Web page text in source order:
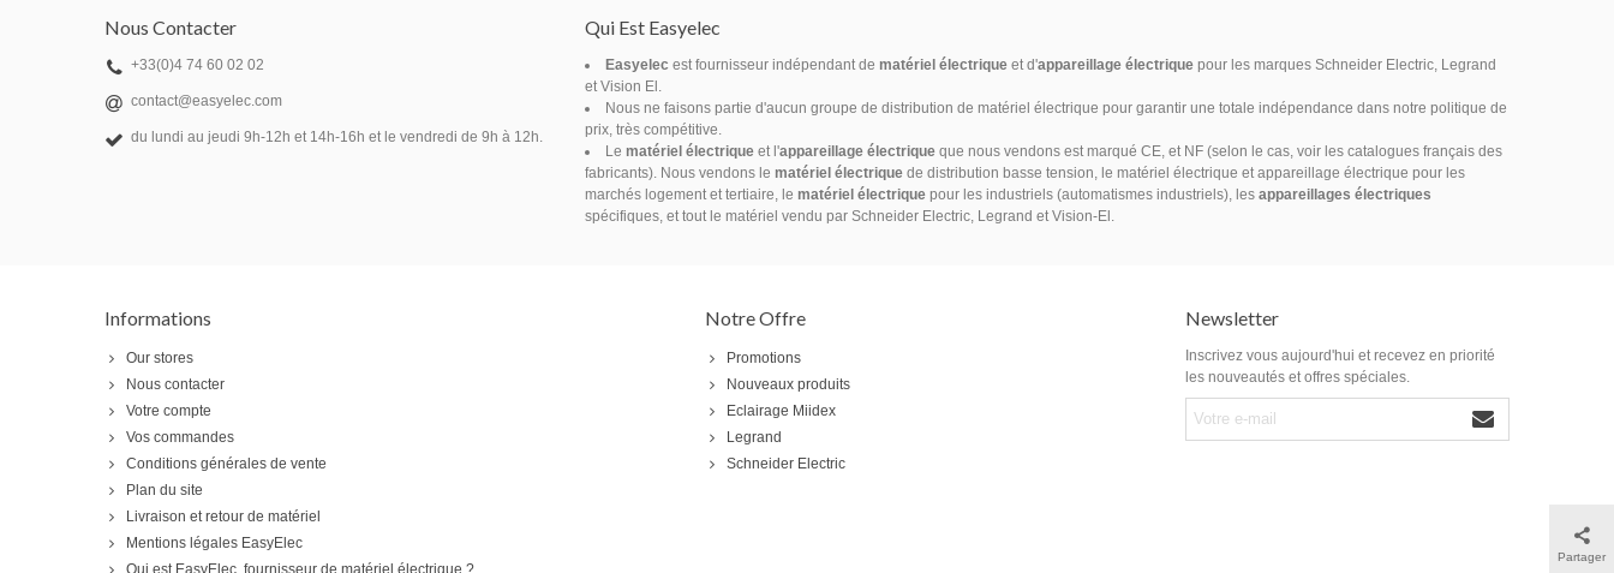
Nous Contacter
+33(0)4 74 60 02 02
contact@easyelec.com
du lundi au jeudi 9h-12h et 14h-16h et le vendredi de 9h à 12h.
Qui Est Easyelec
Easyelec est fournisseur indépendant de matériel électriqueet d'appareillage électriquepour les marques Schneider Electric, Legrand
et Vision El.
Nous ne faisons partie d'aucun groupe de distribution de matériel électrique pour garantir une totale indépendance dans notre politique de
prix, très compétitive.
Le matériel électriqueet l'appareillage électriqueque nous vendons est marqué CE, et NF (selon le cas, voir les catalogues français des
fabricants). Nous vendons le matériel électriquede distribution basse tension, le matériel électrique et appareillage électrique pour les
marchés logement et tertiaire, le matériel électriquepour les industriels (automatismes industriels), les appareillages électriques
spécifiques, et tout le matériel vendu par Schneider Electric, Legrand et Vision-El.
Informations
Our stores
Nous contacter
Votre compte
Vos commandes
Conditions générales de vente
Plan du site
Livraison et retour de matériel
Mentions légales EasyElec
Qui est EasyElec, fournisseur de matériel électrique ?
Notre Offre
Promotions
Nouveaux produits
Eclairage Miidex
Legrand
Schneider Electric
Newsletter
Inscrivez vous aujourd'hui et recevez en priorité
les nouveautés et offres spéciales.
Partager